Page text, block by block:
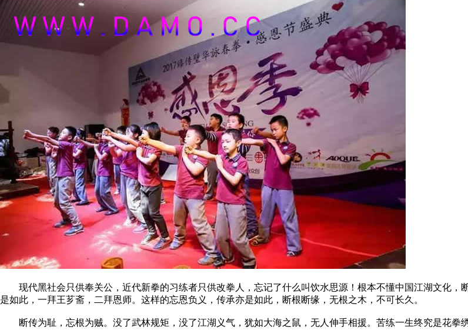
现代黑社会只供奉关公，近代新拳的习练者只供改拳人，忘记了什么叫饮水思源！根本不懂中国江湖文化，
是如此，一拜王芗斋，二拜恩师。这样的忘恩负义，传承亦是如此，断根断缘，无根之木，不可长久。
断传为耻，忘根为贼。没了武林规矩，没了江湖义气，犹如大海之鼠，无人伸手相援。苦练一生终究是花拳